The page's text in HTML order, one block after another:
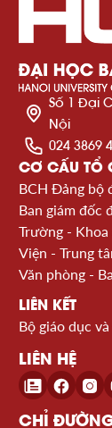
Số 1 Đại
Nội
024 3869
CƠ CẤU TỔ
BCH Đảng bộ
Ban giám đốc
Trường -
Viện - Trung
Văn phòng -
LIÊN KẾT
Bộ giáo dục
LIÊN HỆ
CHỈ